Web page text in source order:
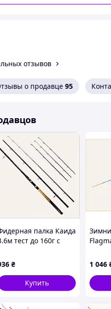
отзывов
о продавце 95
палка Каида
тест до 160г с
₴
Купить
1 046